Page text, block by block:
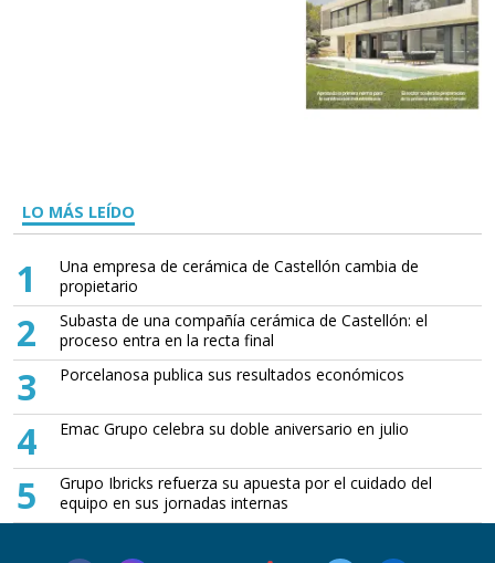
LO MÁS LEÍDO
1
Una empresa de cerámica de Castellón cambia de
propietario
2
Subasta de una compañía cerámica de Castellón: el
proceso entra en la recta final
3 Porcelanosa publica sus resultados económicos
4 Emac Grupo celebra su doble aniversario en julio
5
Grupo Ibricks refuerza su apuesta por el cuidado del
equipo en sus jornadas internas